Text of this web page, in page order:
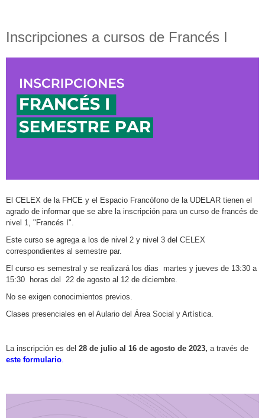
Inscripciones a cursos de Francés I
El CELEX de la FHCE y el Espacio Francófono de la UDELAR tienen el
agrado de informar que se abre la inscripción para un curso de francés de
nivel 1, "Francés I".
Este curso se agrega a los de nivel 2 y nivel 3 del CELEX
correspondientes al semestre par.
El curso es semestral y se realizará los dias martes y jueves de 13:30 a
15:30 horas del 22 de agosto al 12 de diciembre.
No se exigen conocimientos previos.
Clases presenciales en el Aulario del Área Social y Artística.
La inscripción es del 28 de julio al 16 de agosto de 2023, a través de
este formulario